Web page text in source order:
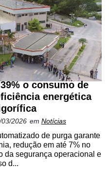
o consumo de
energética
03/2026 em Notícias
de purga garante
redução em até 7% no
da segurança operacional e
d...